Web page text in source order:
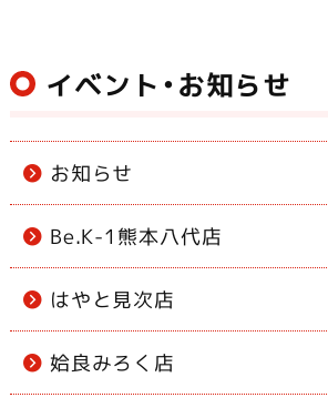
イベント・お知らせ
お知らせ
Be.K-1熊本八代店
はやと見次店
姶良みろく店